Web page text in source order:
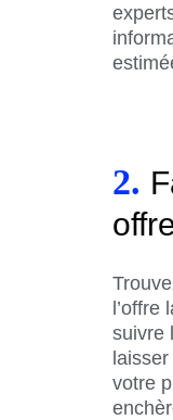
2.
l’offre
suivre
votre